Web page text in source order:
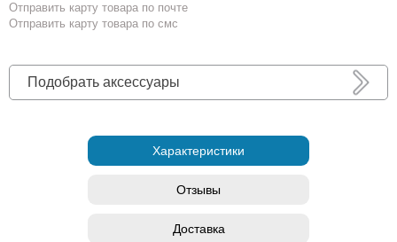
Отправить карту товара по почте
Отправить карту товара по смс
Подобрать аксессуары
Характеристики
Отзывы
Доставка